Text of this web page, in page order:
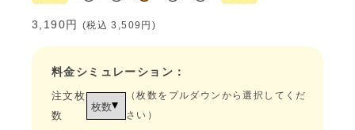
3,190円 (税込3,509円 )
料金シミュレーション：
注文枚
数
（枚数をプルダウンから選択してくだ
さい）